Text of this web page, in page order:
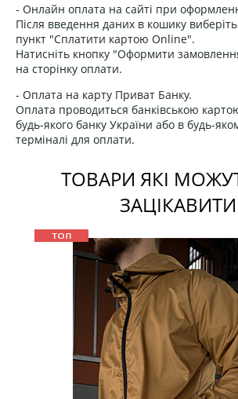
- Онлайн оплата на сайті при
Після введення даних в кошику
пункт "Сплатити картою Online".
Натисніть кнопку "Оформити
на сторінку оплати.
- Оплата на карту Приват Банку.
Оплата проводиться банківською
будь-якого банку України або в будь-
терміналі для оплати.
ТОВАРИ ЯКІ
ЗАЦІКАВИТИ